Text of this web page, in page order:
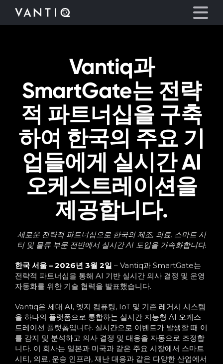
산업
파트너
회사
리소스
Vantiq과
SmartGate는 전략
적 파트너십을 구축
하여 한국의 주요 기
업들에게 실시간 AI
오케스트레이션을
제공합니다.
새로운 전략적 파트너십으로 한국의 제조, 의료, 스마트 시
티 및 물류 부문 전반에서 실시간 AI 도입을 가속화합니다.
한국 서울 – 2026년 3월 2일 – Vantiq과 SmartGate는
전략적 파트너십을 통해 AI 기반 실시간 의사 결정 및 운영
자동화를 위한 기술 협력을 발표했습니다.
Vantiq은 세대 AI, 엣지 컴퓨팅, IoT 및 기존 레거시 시스템
을 하나의 플랫폼으로 통합하는 실시간 지능형 AI 오케스
트레이션 플랫폼입니다. 실시간으로 이벤트가 발생할 때 이
를 감지 및 분석하고 의사 결정 및 대응을 자동으로 조정합
니다. 이 회사는 일본과 미국과 같은 주요 시장에서 스마트
시티, 의료, 운송 인프라, 재난 대응과 같은 다양한 산업에서